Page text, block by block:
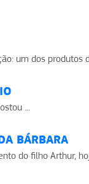
um dos produtos
...
BÁRBARA
do filho Arthur,